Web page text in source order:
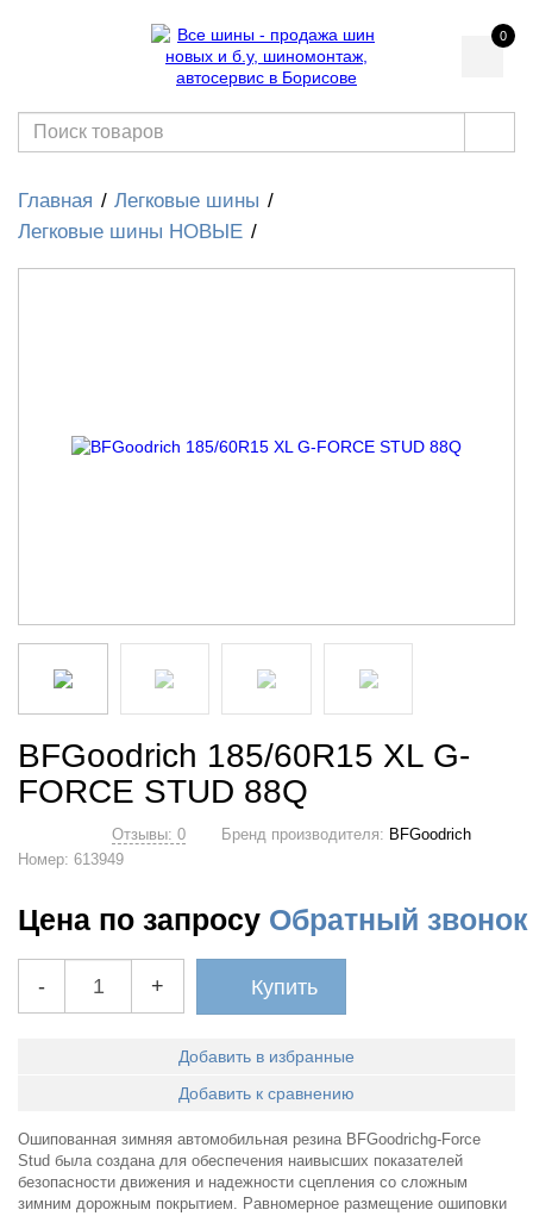
0
Главная
Легковые шины
Легковые шины НОВЫЕ
BFGoodrich 185/60R15 XL G-
FORCE STUD 88Q
Отзывы: 0 Бренд производителя: BFGoodrich
Номер: 613949
Цена по запросу Обратный звонок
- + Купить
Добавить в избранные
Добавить к сравнению
Ошипованная зимняя автомобильная резина BFGoodrichg-Force
Stud была создана для обеспечения наивысших показателей
безопасности движения и надежности сцепления со сложным
зимним дорожным покрытием. Равномерное размещение ошиповки